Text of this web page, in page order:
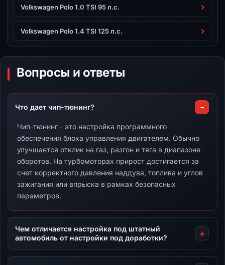
Volkswagen Polo 1.0 TSI 95 л.с.
Volkswagen Polo 1.4 TSI 125 л.с.
Вопросы и ответы
Что дает чип-тюнинг?
Чип-тюнинг - это настройка программного
обеспечения блока управления двигателем. Обычно
улучшается отклик на газ, разгон и тяга в диапазоне
оборотов. На турбомоторах прирост достигается за
счет корректного давления наддува, топлива и углов
зажигания или впрыска в рамках безопасных
параметров.
Чем отличается настройка под штатный
автомобиль от настройки под доработки?